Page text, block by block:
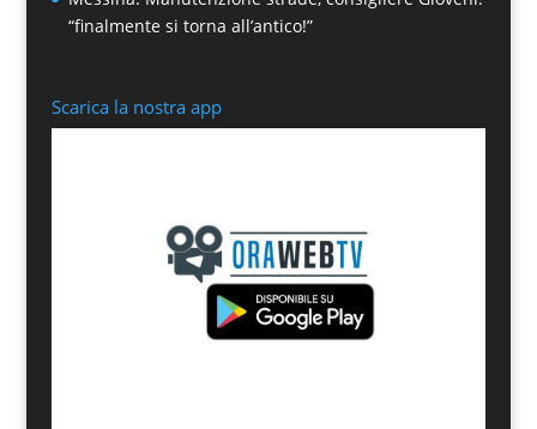
“finalmente si torna all’antico!”
Scarica la nostra app